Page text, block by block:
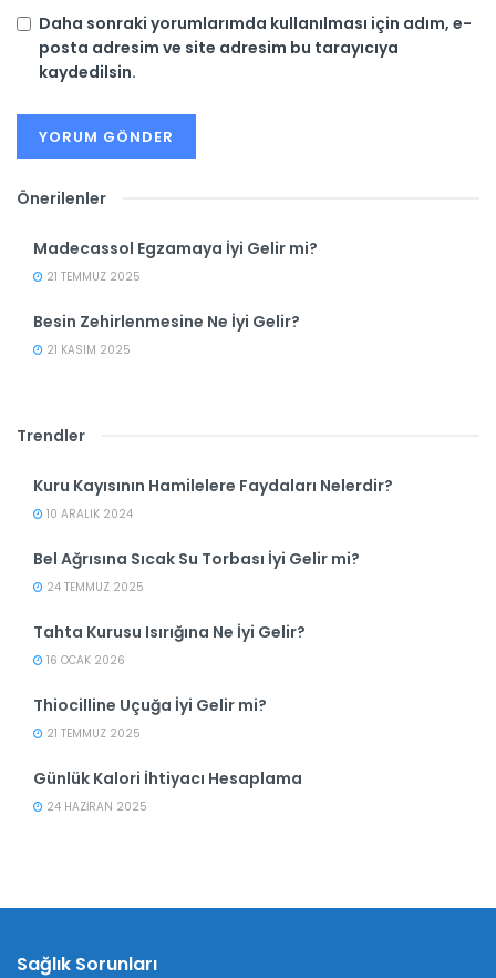
Daha sonraki yorumlarımda kullanılması için adım, e-
posta adresim ve site adresim bu tarayıcıya
kaydedilsin.
Önerilenler
Madecassol Egzamaya İyi Gelir mi?
21 TEMMUZ 2025
Besin Zehirlenmesine Ne İyi Gelir?
21 KASIM 2025
Trendler
Kuru Kayısının Hamilelere Faydaları Nelerdir?
10 ARALIK 2024
Bel Ağrısına Sıcak Su Torbası İyi Gelir mi?
24 TEMMUZ 2025
Tahta Kurusu Isırığına Ne İyi Gelir?
16 OCAK 2026
Thiocilline Uçuğa İyi Gelir mi?
21 TEMMUZ 2025
Günlük Kalori İhtiyacı Hesaplama
24 HAZIRAN 2025
Sağlık Sorunları